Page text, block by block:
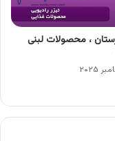
، محصولات لبنی